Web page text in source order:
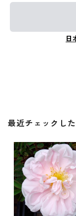
日
最近チェックし